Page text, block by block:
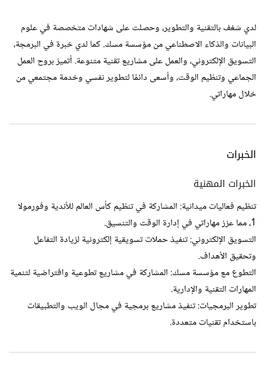
لدي شغف بالتقنية والتطوير، وحصلت على شهادات متخصصة في علوم
البيانات والذكاء الاصطناعي من مؤسسة مسك. كما لدي خبرة في البرمجة،
التسويق الإلكتروني، والعمل على مشاريع تقنية متنوعة. أتميز بروح العمل
الجماعي وتنظيم الوقت، وأسعى دائمًا لتطوير نفسي وخدمة مجتمعي من
خلال مهاراتي.
الخبرات
الخبرات المهنية
تنظيم فعاليات ميدانية: المشاركة في تنظيم كأس العالم للأندية وفورمولا
1، مما عزز مهاراتي في إدارة الوقت والتنسيق.
التسويق الإلكتروني: تنفيذ حملات تسويقية إلكترونية لزيادة التفاعل
وتحقيق الأهداف.
التطوع مع مؤسسة مسك: المشاركة في مشاريع تطوعية وافتراضية لتنمية
المهارات التقنية والإدارية.
تطوير البرمجيات: تنفيذ مشاريع برمجية في مجال الويب والتطبيقات
باستخدام تقنيات متعددة.